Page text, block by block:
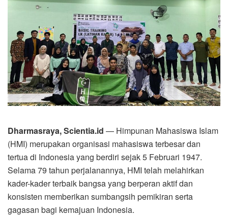
Dharmasraya, Scientia.id — Himpunan Mahasiswa Islam
(HMI) merupakan organisasi mahasiswa terbesar dan
tertua di Indonesia yang berdiri sejak 5 Februari 1947.
Selama 79 tahun perjalanannya, HMI telah melahirkan
kader-kader terbaik bangsa yang berperan aktif dan
konsisten memberikan sumbangsih pemikiran serta
gagasan bagi kemajuan Indonesia.